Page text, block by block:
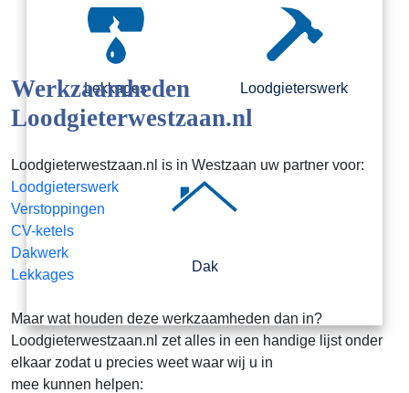
Lekkages Loodgieterswerk
Dak
Werkzaamheden
Loodgieterwestzaan.nl
Loodgieterwestzaan.nl is in Westzaan uw partner voor:
Loodgieterswerk
Verstoppingen
CV-ketels
Dakwerk
Lekkages
Maar wat houden deze werkzaamheden dan in?
Loodgieterwestzaan.nl zet alles in een handige lijst onder
elkaar zodat u precies weet waar wij u in
mee kunnen helpen: